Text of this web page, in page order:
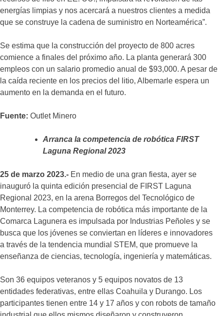
energías limpias y nos acercará a nuestros clientes a medida
que se construye la cadena de suministro en Norteamérica”.
Se estima que la construcción del proyecto de 800 acres
comience a finales del próximo año. La planta generará 300
empleos con un salario promedio anual de $93,000. A pesar de
la caída reciente en los precios del litio, Albemarle espera un
aumento en la demanda en el futuro.
Fuente: Outlet Minero
Arranca la competencia de robótica FIRST
Laguna Regional 2023
25 de marzo 2023.- En medio de una gran fiesta, ayer se
inauguró la quinta edición presencial de FIRST Laguna
Regional 2023, en la arena Borregos del Tecnológico de
Monterrey. La competencia de robótica más importante de la
Comarca Lagunera es impulsada por Industrias Peñoles y se
busca que los jóvenes se conviertan en líderes e innovadores
a través de la tendencia mundial STEM, que promueve la
enseñanza de ciencias, tecnología, ingeniería y matemáticas.
Son 36 equipos veteranos y 5 equipos novatos de 13
entidades federativas, entre ellas Coahuila y Durango. Los
participantes tienen entre 14 y 17 años y con robots de tamaño